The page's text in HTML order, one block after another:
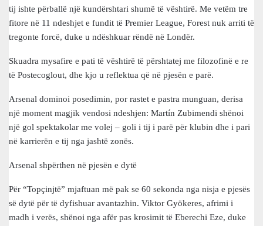
tij ishte përballë një kundërshtari shumë të vështirë. Me vetëm tre
fitore në 11 ndeshjet e fundit të Premier League, Forest nuk arriti të
tregonte forcë, duke u ndëshkuar rëndë në Londër.
Skuadra mysafire e pati të vështirë të përshtatej me filozofinë e re
të Postecoglout, dhe kjo u reflektua që në pjesën e parë.
Arsenal dominoi posedimin, por rastet e pastra munguan, derisa
një moment magjik vendosi ndeshjen: Martín Zubimendi shënoi
një gol spektakolar me volej – goli i tij i parë për klubin dhe i pari
në karrierën e tij nga jashtë zonës.
Arsenal shpërthen në pjesën e dytë
Për “Topçinjtë” mjaftuan më pak se 60 sekonda nga nisja e pjesës
së dytë për të dyfishuar avantazhin. Viktor Gyökeres, afrimi i
madh i verës, shënoi nga afër pas krosimit të Eberechi Eze, duke